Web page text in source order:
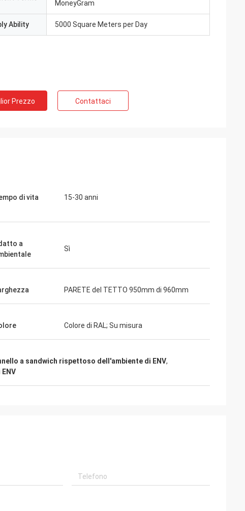
MoneyGram
Ability 5000 Square Meters per Day
Prezzo Contattaci
di vita 15-30 anni
a
Sì
PARETE del TETTO 950mm di 960mm
Colore di RAL; Su misura
a sandwich rispettoso dell'ambiente di ENV,